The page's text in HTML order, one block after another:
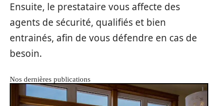
Ensuite, le prestataire vous affecte des
agents de sécurité, qualifiés et bien
entrainés, afin de vous défendre en cas de
besoin.
Nos dernières publications